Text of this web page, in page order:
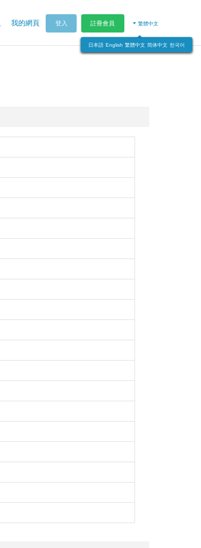
我的網頁 登入 註冊會員 繁體中文
日本語 English 繁體中文 简体中文 한국어